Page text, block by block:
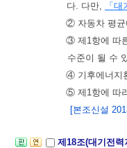
다. 다만,
「
② 자동차 평균
③ 제1항에 따
수준이 될 수
④ 기후에너지
⑤ 제1항에 따
[본조신설
제18조(대기전